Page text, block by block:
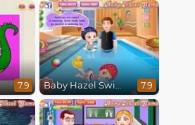
7.9 Baby Hazel Swimming 7.9